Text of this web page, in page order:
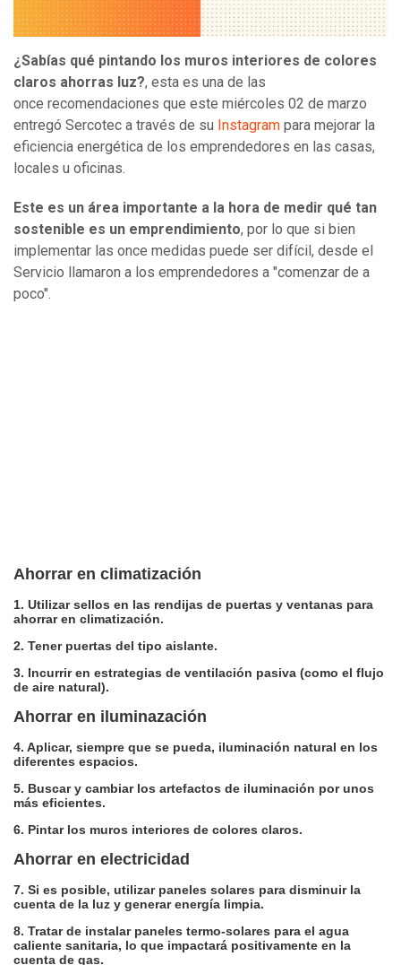
¿Sabías qué pintando los muros interiores de colores
claros ahorras luz?, esta es una de las
once recomendaciones que este miércoles 02 de marzo
entregó Sercotec a través de su Instagram para mejorar la
eficiencia energética de los emprendedores en las casas,
locales u oficinas.
Este es un área importante a la hora de medir qué tan
sostenible es un emprendimiento, por lo que si bien
implementar las once medidas puede ser difícil, desde el
Servicio llamaron a los emprendedores a "comenzar de a
poco".
Ahorrar en climatización
1. Utilizar sellos en las rendijas de puertas y ventanas para
ahorrar en climatización.
2. Tener puertas del tipo aislante.
3. Incurrir en estrategias de ventilación pasiva (como el flujo
de aire natural).
Ahorrar en iluminazación
4. Aplicar, siempre que se pueda, iluminación natural en los
diferentes espacios.
5. Buscar y cambiar los artefactos de iluminación por unos
más eficientes.
6. Pintar los muros interiores de colores claros.
Ahorrar en electricidad
7. Si es posible, utilizar paneles solares para disminuir la
cuenta de la luz y generar energía limpia.
8. Tratar de instalar paneles termo-solares para el agua
caliente sanitaria, lo que impactará positivamente en la
cuenta de gas.